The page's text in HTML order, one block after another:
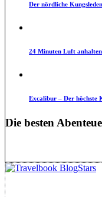
Der nördliche
24 Minuten Luft
Excalibur – Der höchste
Die besten